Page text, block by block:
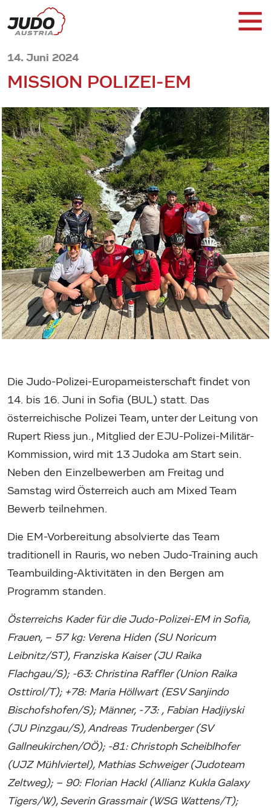
14. Juni 2024
MISSION POLIZEI-EM
Die Judo-Polizei-Europameisterschaft findet von
14. bis 16. Juni in Sofia (BUL) statt. Das
österreichische Polizei Team, unter der Leitung von
Rupert Riess jun., Mitglied der EJU-Polizei-Militär-
Kommission, wird mit 13 Judoka am Start sein.
Neben den Einzelbewerben am Freitag und
Samstag wird Österreich auch am Mixed Team
Bewerb teilnehmen.
Die EM-Vorbereitung absolvierte das Team
traditionell in Rauris, wo neben Judo-Training auch
Teambuilding-Aktivitäten in den Bergen am
Programm standen.
Österreichs Kader für die Judo-Polizei-EM in Sofia,
Frauen, – 57 kg: Verena Hiden (SU Noricum
Leibnitz/ST), Franziska Kaiser (JU Raika
Flachgau/S); -63: Christina Raffler (Union Raika
Osttirol/T); +78: Maria Höllwart (ESV Sanjindo
Bischofshofen/S); Männer, -73: , Fabian Hadjiyski
(JU Pinzgau/S), Andreas Trudenberger (SV
Gallneukirchen/OÖ); -81: Christoph Scheiblhofer
(UJZ Mühlviertel), Mathias Schweiger (Judoteam
Zeltweg); – 90: Florian Hackl (Allianz Kukla Galaxy
Tigers/W), Severin Grassmair (WSG Wattens/T);